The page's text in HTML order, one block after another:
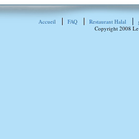
Accueil FAQ Restaurant Halal
Copyright 2008